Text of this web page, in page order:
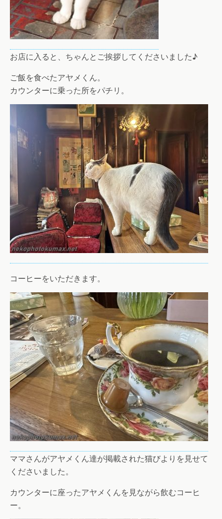
お店に入ると、ちゃんとご挨拶してくださいました♪
ご飯を食べたアヤメくん。
カウンターに乗った所をパチリ。
コーヒーをいただきます。
ママさんがアヤメくん達が掲載された猫びよりを見せて
くださいました。
カウンターに座ったアヤメくんを見ながら飲むコーヒ
ー。